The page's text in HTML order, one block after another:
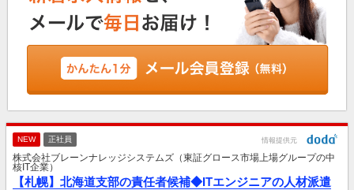
NEW 正社員 情報提供元
株式会社ブレーンナレッジシステムズ（東証グロース市場上場グループの中
核IT企業）
【札幌】北海道支部の責任者候補◆ITエンジニアの人材派遣